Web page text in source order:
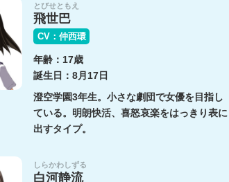
とびせともえ
飛世巴
CV：仲西環
年齢：17歳
誕生日：8月17日
澄空学園3年生。小さな劇団で女優を目指し
ている。明朗快活、喜怒哀楽をはっきり表に
出すタイプ。
しらかわしずる
白河静流